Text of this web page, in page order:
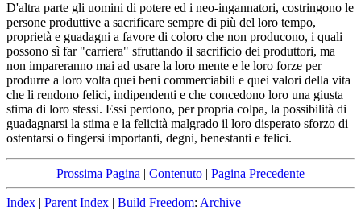
D'altra parte gli uomini di potere ed i neo-ingannatori, costringono le
persone produttive a sacrificare sempre di più del loro tempo,
proprietà e guadagni a favore di coloro che non producono, i quali
possono sì far "carriera" sfruttando il sacrificio dei produttori, ma
non impareranno mai ad usare la loro mente e le loro forze per
produrre a loro volta quei beni commerciabili e quei valori della vita
che li rendono felici, indipendenti e che concedono loro una giusta
stima di loro stessi. Essi perdono, per propria colpa, la possibilità di
guadagnarsi la stima e la felicità malgrado il loro disperato sforzo di
ostentarsi o fingersi importanti, degni, benestanti e felici.
Prossima Pagina | Contenuto | Pagina Precedente
Index | Parent Index | Build Freedom: Archive